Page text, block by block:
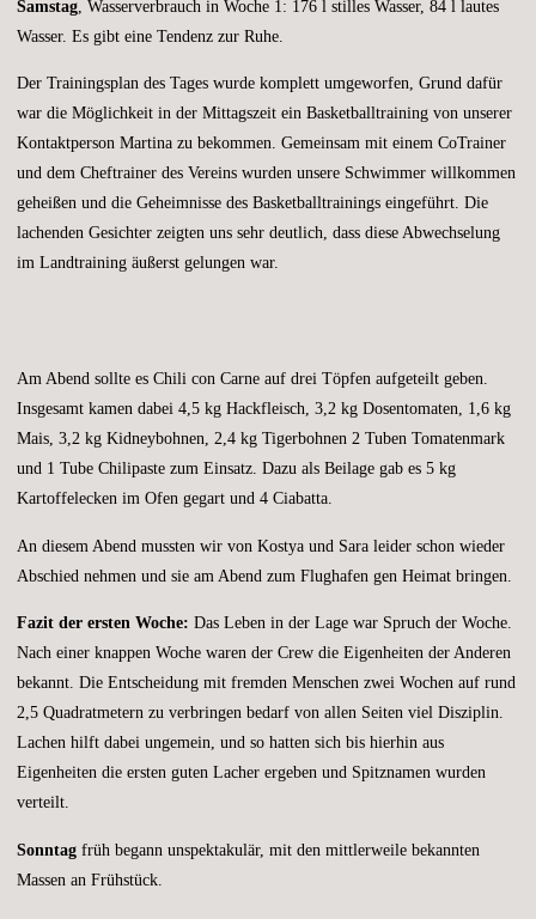
Samstag, Wasserverbrauch in Woche 1: 176 l stilles Wasser, 84 l lautes
Wasser. Es gibt eine Tendenz zur Ruhe.
Der Trainingsplan des Tages wurde komplett umgeworfen, Grund dafür
war die Möglichkeit in der Mittagszeit ein Basketballtraining von unserer
Kontaktperson Martina zu bekommen. Gemeinsam mit einem CoTrainer
und dem Cheftrainer des Vereins wurden unsere Schwimmer willkommen
geheißen und die Geheimnisse des Basketballtrainings eingeführt. Die
lachenden Gesichter zeigten uns sehr deutlich, dass diese Abwechselung
im Landtraining äußerst gelungen war.
Am Abend sollte es Chili con Carne auf drei Töpfen aufgeteilt geben.
Insgesamt kamen dabei 4,5 kg Hackfleisch, 3,2 kg Dosentomaten, 1,6 kg
Mais, 3,2 kg Kidneybohnen, 2,4 kg Tigerbohnen 2 Tuben Tomatenmark
und 1 Tube Chilipaste zum Einsatz. Dazu als Beilage gab es 5 kg
Kartoffelecken im Ofen gegart und 4 Ciabatta.
An diesem Abend mussten wir von Kostya und Sara leider schon wieder
Abschied nehmen und sie am Abend zum Flughafen gen Heimat bringen.
Fazit der ersten Woche: Das Leben in der Lage war Spruch der Woche.
Nach einer knappen Woche waren der Crew die Eigenheiten der Anderen
bekannt. Die Entscheidung mit fremden Menschen zwei Wochen auf rund
2,5 Quadratmetern zu verbringen bedarf von allen Seiten viel Disziplin.
Lachen hilft dabei ungemein, und so hatten sich bis hierhin aus
Eigenheiten die ersten guten Lacher ergeben und Spitznamen wurden
verteilt.
Sonntag früh begann unspektakulär, mit den mittlerweile bekannten
Massen an Frühstück.